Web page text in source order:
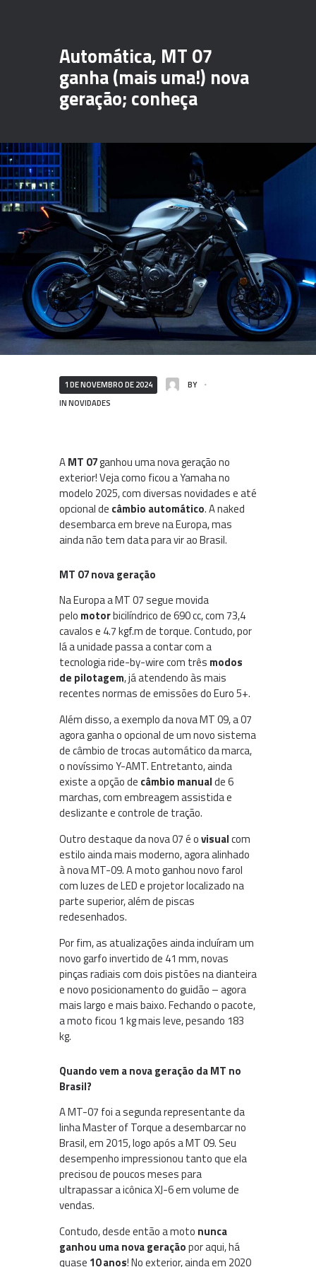
Automática, MT 07
ganha (mais uma!) nova
geração; conheça
1 DE NOVEMBRO DE 2024
BY
INNOVIDADES
AMT 07ganhou uma nova geração no
exterior! Veja como ficou a Yamaha no
modelo 2025, com diversas novidades e até
opcional de câmbio automático. A naked
desembarca em breve na Europa, mas
ainda não tem data para vir ao Brasil.
MT 07 nova geração
Na Europa a MT 07 segue movida
pelo motorbicilíndrico de 690 cc, com 73,4
cavalos e 4.7 kgf.m de torque. Contudo, por
lá a unidade passa a contar com a
tecnologia ride-by-wire com três modos
de pilotagem, já atendendo às mais
recentes normas de emissões do Euro 5+.
Além disso, a exemplo da nova MT 09, a 07
agora ganha o opcional de um novo sistema
de câmbio de trocas automático da marca,
o novíssimo Y-AMT. Entretanto, ainda
existe a opção de câmbio manualde 6
marchas, com embreagem assistida e
deslizante e controle de tração.
Outro destaque da nova 07 é ovisualcom
estilo ainda mais moderno, agora alinhado
à nova MT-09. A moto ganhou novo farol
com luzes de LED e projetor localizado na
parte superior, além de piscas
redesenhados.
Por fim, as atualizações ainda incluíram um
novo garfo invertido de 41 mm, novas
pinças radiais com dois pistões na dianteira
e novo posicionamento do guidão – agora
mais largo e mais baixo. Fechando o pacote,
a moto ficou 1 kg mais leve, pesando 183
kg.
Quando vem a nova geração da MT no
Brasil?
A MT-07 foi a segunda representante da
linha Master of Torque a desembarcar no
Brasil, em 2015, logo após a MT 09. Seu
desempenho impressionou tanto que ela
precisou de poucos meses para
ultrapassar a icônica XJ-6 em volume de
vendas.
Contudo, desde então a moto nunca
ganhou uma nova geraçãopor aqui, há
quase 10 anos! No exterior, ainda em 2020